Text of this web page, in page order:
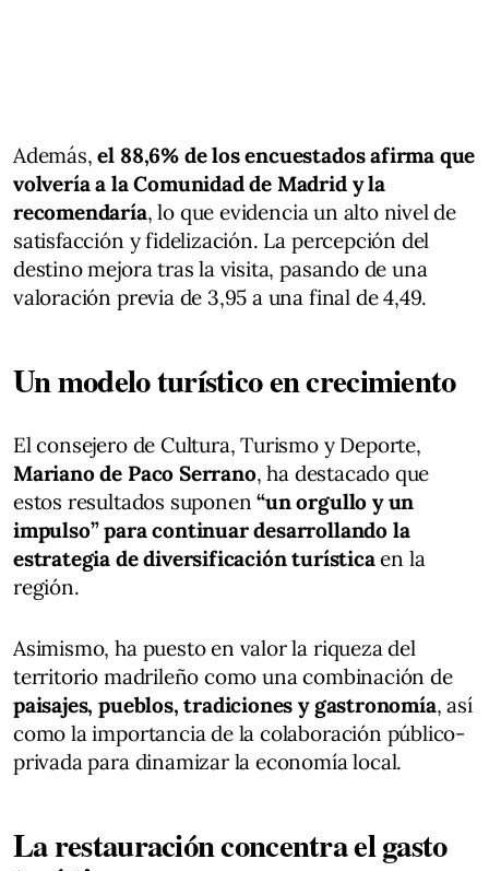
Además,el 88,6% de los encuestados afirma que
volvería a la Comunidad de Madrid y la
recomendaría, lo que evidencia un alto nivel de
satisfacción y fidelización. La percepción del
destino mejora tras la visita, pasando de una
valoración previa de 3,95 a una final de 4,49.
Un modelo turístico en crecimiento
El consejero de Cultura, Turismo y Deporte,
Mariano de Paco Serrano, ha destacado que
estos resultados suponen“un orgullo y un
impulso” para continuar desarrollando la
estrategia de diversificación turísticaen la
región.
Asimismo, ha puesto en valor la riqueza del
territorio madrileño como una combinación de
paisajes, pueblos, tradiciones y gastronomía, así
como la importancia de la colaboración público-
privada para dinamizar la economía local.
La restauración concentra el gasto